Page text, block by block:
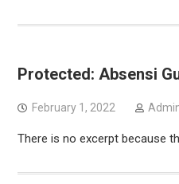
Protected: Absensi
February 1, 2022
There is no excerpt because